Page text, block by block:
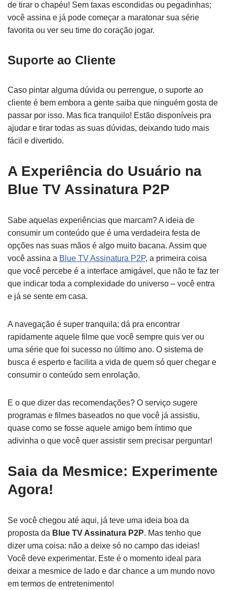
de tirar o chapéu! Sem taxas escondidas ou pegadinhas;
você assina e já pode começar a maratonar sua série
favorita ou ver seu time do coração jogar.
Suporte ao Cliente
Caso pintar alguma dúvida ou perrengue, o suporte ao
cliente é bem embora a gente saiba que ninguém gosta de
passar por isso. Mas fica tranquilo! Estão disponíveis pra
ajudar e tirar todas as suas dúvidas, deixando tudo mais
fácil e divertido.
A Experiência do Usuário na
Blue TV Assinatura P2P
Sabe aquelas experiências que marcam? A ideia de
consumir um conteúdo que é uma verdadeira festa de
opções nas suas mãos é algo muito bacana. Assim que
você assina a Blue TV Assinatura P2P, a primeira coisa
que você percebe é a interface amigável, que não te faz ter
que indicar toda a complexidade do universo – você entra
e já se sente em casa.
A navegação é super tranquila; dá pra encontrar
rapidamente aquele filme que você sempre quis ver ou
uma série que foi sucesso no último ano. O sistema de
busca é esperto e facilita a vida de quem só quer chegar e
consumir o conteúdo sem enrolação.
E o que dizer das recomendações? O serviço sugere
programas e filmes baseados no que você já assistiu,
quase como se fosse aquele amigo bem íntimo que
adivinha o que você quer assistir sem precisar perguntar!
Saia da Mesmice: Experimente
Agora!
Se você chegou até aqui, já teve uma ideia boa da
proposta da Blue TV Assinatura P2P. Mas tenho que
dizer uma coisa: não a deixe só no campo das ideias!
Você deve experimentar. Este é o momento ideal para
deixar a mesmice de lado e dar chance a um mundo novo
em termos de entretenimento!